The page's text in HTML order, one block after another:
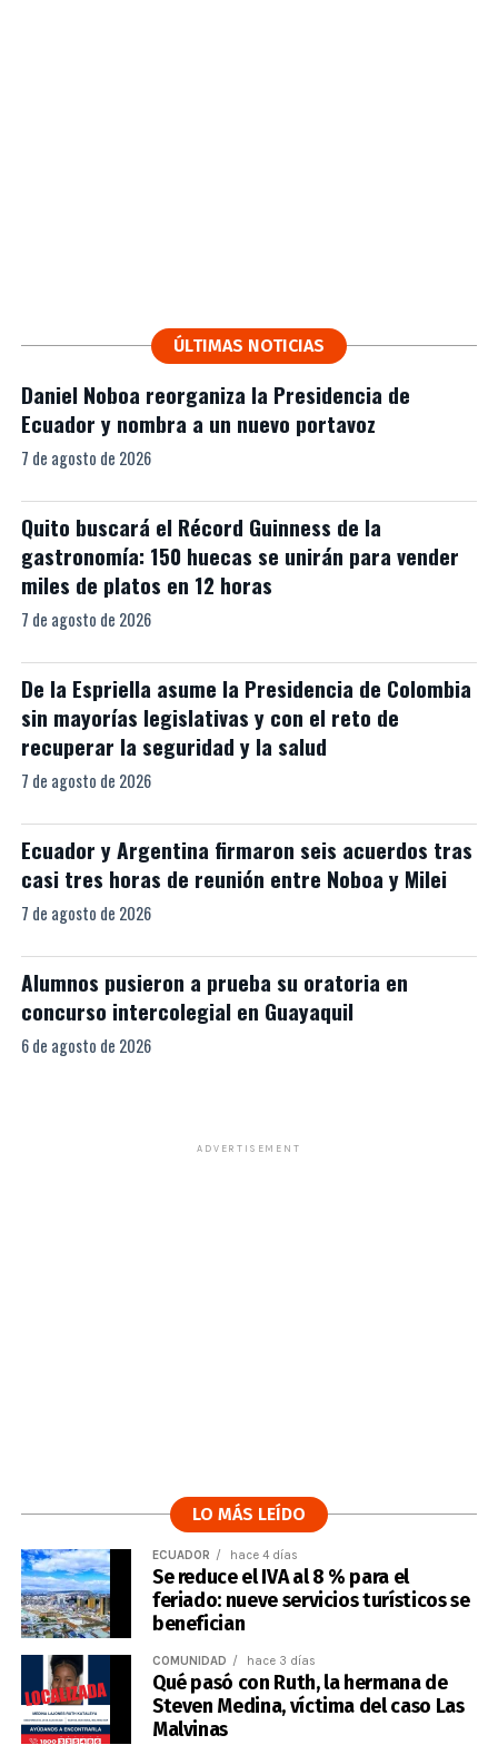
ÚLTIMAS NOTICIAS
Daniel Noboa reorganiza la Presidencia de
Ecuador y nombra a un nuevo portavoz
7 de agosto de 2026
Quito buscará el Récord Guinness de la
gastronomía: 150 huecas se unirán para vender
miles de platos en 12 horas
7 de agosto de 2026
De la Espriella asume la Presidencia de Colombia
sin mayorías legislativas y con el reto de
recuperar la seguridad y la salud
7 de agosto de 2026
Ecuador y Argentina firmaron seis acuerdos tras
casi tres horas de reunión entre Noboa y Milei
7 de agosto de 2026
Alumnos pusieron a prueba su oratoria en
concurso intercolegial en Guayaquil
6 de agosto de 2026
ADVERTISEMENT
LO MÁS LEÍDO
ECUADOR hace 4 días
Se reduce el IVA al 8 % para el
feriado: nueve servicios turísticos se
benefician
COMUNIDAD hace 3 días
Qué pasó con Ruth, la hermana de
Steven Medina, víctima del caso Las
Malvinas